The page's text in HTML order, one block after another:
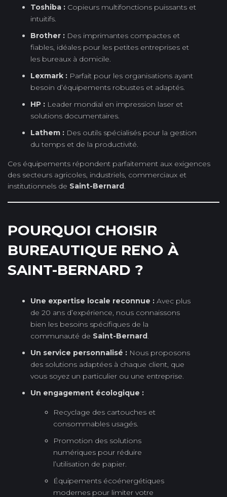
Toshiba : Copieurs multifonctions puissants et
intuitifs.
Brother : Des imprimantes compactes et
fiables, idéales pour les petites entreprises et
les bureaux à domicile.
Lexmark : Parfait pour les organisations ayant
besoin d’équipements robustes et adaptés.
HP : Leader mondial en impression laser et
solutions documentaires.
Lathem : Des outils spécialisés pour la gestion
du temps et de la productivité.
Ces équipements répondent parfaitement aux exigences
des secteurs agricoles, industriels, commerciaux et
institutionnels de Saint-Bernard.
POURQUOI CHOISIR
BUREAUTIQUE RENO À
SAINT-BERNARD ?
Une expertise locale reconnue : Avec plus
de 20 ans d’expérience, nous connaissons
bien les besoins spécifiques de la
communauté de Saint-Bernard.
Un service personnalisé : Nous proposons
des solutions adaptées à chaque client, que
vous soyez un particulier ou une entreprise.
Un engagement écologique :
Recyclage des cartouches et
consommables usagés.
Promotion des solutions
numériques pour réduire
l’utilisation de papier.
Équipements écoénergétiques
modernes pour limiter votre